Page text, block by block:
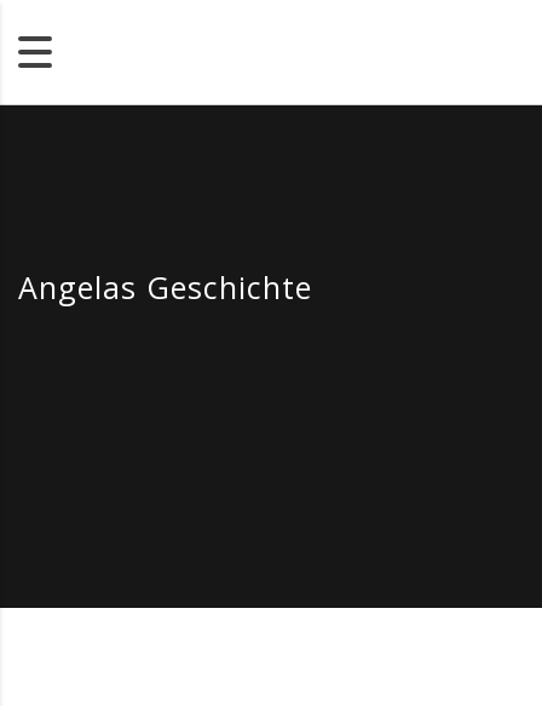
Angelas Geschichte